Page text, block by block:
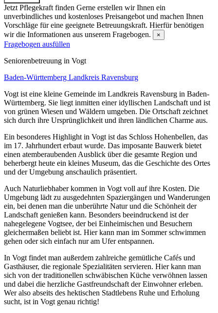
Jetzt Pflegekraft finden Gerne erstellen wir Ihnen ein
unverbindliches und kostenloses Preisangebot und machen Ihnen
Vorschläge für eine geeignete Betreuungskraft. Hierfür benötigen
wir die Informationen aus unserem Fragebogen.
×
Fragebogen ausfüllen
Senioren­betreuung in Vogt
Baden-Württemberg Landkreis Ravensburg
Vogt ist eine kleine Gemeinde im Landkreis Ravensburg in Baden-
Württemberg. Sie liegt inmitten einer idyllischen Landschaft und ist
von grünen Wiesen und Wäldern umgeben. Die Ortschaft zeichnet
sich durch ihre Ursprünglichkeit und ihren ländlichen Charme aus.
Ein besonderes Highlight in Vogt ist das Schloss Hohenbellen, das
im 17. Jahrhundert erbaut wurde. Das imposante Bauwerk bietet
einen atemberaubenden Ausblick über die gesamte Region und
beherbergt heute ein kleines Museum, das die Geschichte des Ortes
und der Umgebung anschaulich präsentiert.
Auch Naturliebhaber kommen in Vogt voll auf ihre Kosten. Die
Umgebung lädt zu ausgedehnten Spaziergängen und Wanderungen
ein, bei denen man die unberührte Natur und die Schönheit der
Landschaft genießen kann. Besonders beeindruckend ist der
nahegelegene Vogtsee, der bei Einheimischen und Besuchern
gleichermaßen beliebt ist. Hier kann man im Sommer schwimmen
gehen oder sich einfach nur am Ufer entspannen.
In Vogt findet man außerdem zahlreiche gemütliche Cafés und
Gasthäuser, die regionale Spezialitäten servieren. Hier kann man
sich von der traditionellen schwäbischen Küche verwöhnen lassen
und dabei die herzliche Gastfreundschaft der Einwohner erleben.
Wer also abseits des hektischen Stadtlebens Ruhe und Erholung
sucht, ist in Vogt genau richtig!